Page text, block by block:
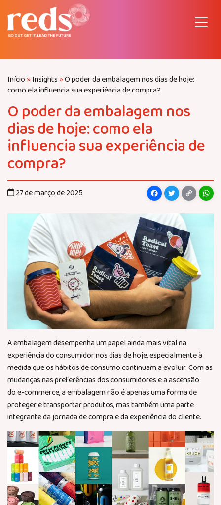
para
conteúdo
Início »Insights »O poder da embalagem nos dias de hoje:
como ela influencia sua experiência de compra?
O poder da embalagem nos
dias de hoje: como ela
influencia sua experiência de
compra?
27 de março de 2025 Facebook
Twitter
Copy
Link
A embalagem desempenha um papel ainda mais vital na
experiência do consumidor nos dias de hoje, especialmente à
medida que os hábitos de consumo continuam a evoluir. Com as
mudanças nas preferências dos consumidores e a ascensão
doe-commerce, a embalagem não é apenas uma forma de
proteger e transportar produtos, mas também uma parte
integrante da jornada de compra e da experiência do cliente.